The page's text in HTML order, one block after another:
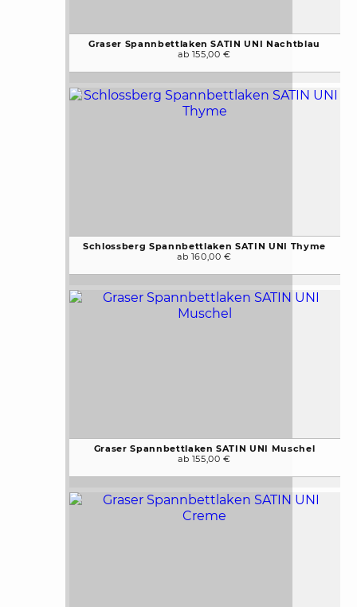
Graser Spannbettlaken SATIN UNI Nachtblau
ab 155,00 €
Schlossberg Spannbettlaken SATIN UNI Thyme
ab 160,00 €
Graser Spannbettlaken SATIN UNI Muschel
ab 155,00 €